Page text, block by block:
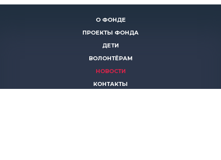
О ФОНДЕ
ПРОЕКТЫ ФОНДА
ДЕТИ
ВОЛОНТЁРАМ
НОВОСТИ
КОНТАКТЫ